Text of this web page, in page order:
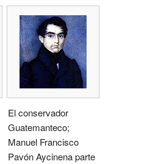
El conservador
Guatemanteco;
Manuel Francisco
Pavón Aycinena parte